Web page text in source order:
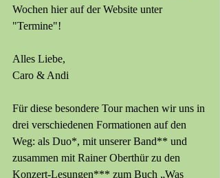
Wochen hier auf der Website unter
"Termine"!
Alles Liebe,
Caro & Andi
Für diese besondere Tour machen wir uns in
drei verschiedenen Formationen auf den
Weg: als Duo*, mit unserer Band** und
zusammen mit Rainer Oberthür zu den
Konzert-Lesungen*** zum Buch „Was